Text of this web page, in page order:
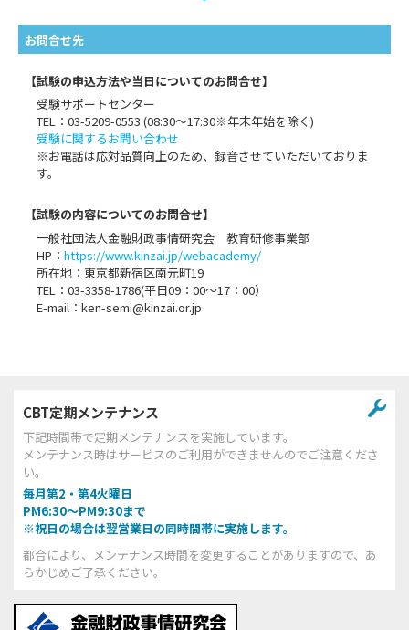
お問合せ先
【試験の申込方法や当日についてのお問合せ】
受験サポートセンター
TEL：03-5209-0553 (08:30〜17:30※年末年始を除く)
受験に関するお問い合わせ
※お電話は応対品質向上のため、録音させていただいておりま
す。
【試験の内容についてのお問合せ】
一般社団法人金融財政事情研究会 教育研修事業部
HP： https://www.kinzai.jp/webacademy/
所在地：東京都新宿区南元町19
TEL：03-3358-1786(平日09：00～17：00）
E-mail：ken-semi@kinzai.or.jp
CBT定期メンテナンス
下記時間帯で定期メンテナンスを実施しています。
メンテナンス時はサービスのご利用ができませんのでご注意くださ
い。
毎月第2・第4火曜日
PM6:30～PM9:30まで
※祝日の場合は翌営業日の同時間帯に実施します。
都合により、メンテナンス時間を変更することがありますので、あ
らかじめご了承ください。